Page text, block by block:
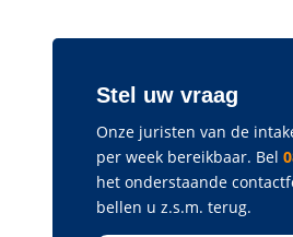
Stel uw vraag
Onze juristen van de
per week bereikbaar. Bel
het onderstaande
bellen u z.s.m. terug.